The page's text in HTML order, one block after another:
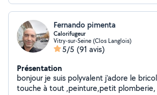
d'autres petits bricolages du quotidien.
Fernando pimenta
Calorifugeur
Vitry-sur-Seine (Clos Langlois)
5/5 (91 avis)
Présentation
bonjour je suis polyvalent j'adore le bricolage et je
touche à tout ,peinture,petit